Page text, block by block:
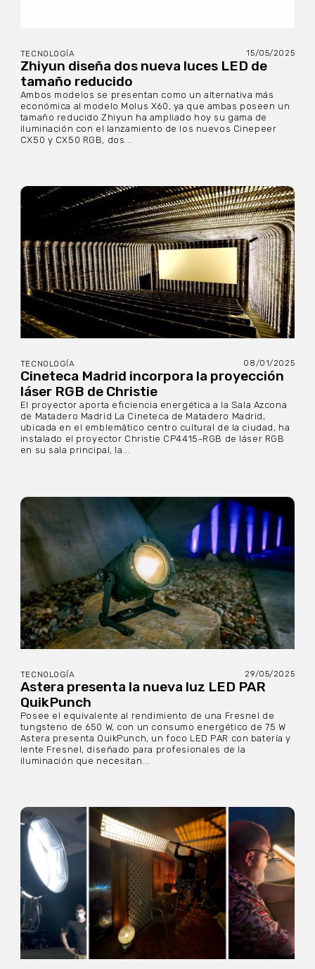
TECNOLOGÍA 15/05/2025
Zhiyun diseña dos nueva luces LED de
tamaño reducido
Ambos modelos se presentan como un alternativa más
económica al modelo Molus X60, ya que ambas poseen un
tamaño reducido Zhiyun ha ampliado hoy su gama de
iluminación con el lanzamiento de los nuevos Cinepeer
CX50 y CX50 RGB, dos...
TECNOLOGÍA 08/01/2025
Cineteca Madrid incorpora la proyección
láser RGB de Christie
El proyector aporta eficiencia energética a la Sala Azcona
de Matadero Madrid La Cineteca de Matadero Madrid,
ubicada en el emblemático centro cultural de la ciudad, ha
instalado el proyector Christie CP4415-RGB de láser RGB
en su sala principal, la...
TECNOLOGÍA 29/05/2025
Astera presenta la nueva luz LED PAR
QuikPunch
Posee el equivalente al rendimiento de una Fresnel de
tungsteno de 650 W, con un consumo energético de 75 W
Astera presenta QuikPunch, un foco LED PAR con batería y
lente Fresnel, diseñado para profesionales de la
iluminación que necesitan...